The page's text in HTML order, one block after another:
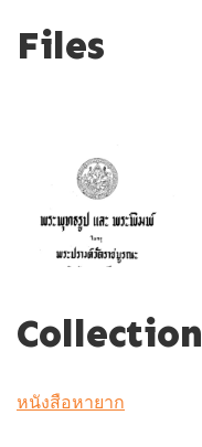
Files
Collection
หนังสือหายาก